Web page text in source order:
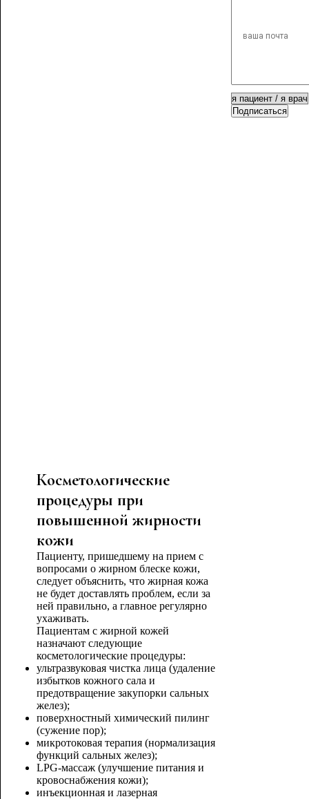
Косметологические
процедуры при
повышенной жирности
кожи
Пациенту, пришедшему на прием с
вопросами о жирном блеске кожи,
следует объяснить, что жирная кожа
не будет доставлять проблем, если за
ней правильно, а главное регулярно
ухаживать.
Пациентам с жирной кожей
назначают следующие
косметологические процедуры:
ультразвуковая чистка лица (удаление
избытков кожного сала и
предотвращение закупорки сальных
желез);
поверхностный химический пилинг
(сужение пор);
микротоковая терапия (нормализация
функций сальных желез);
LPG-массаж (улучшение питания и
кровоснабжения кожи);
инъекционная и лазерная
Подписаться